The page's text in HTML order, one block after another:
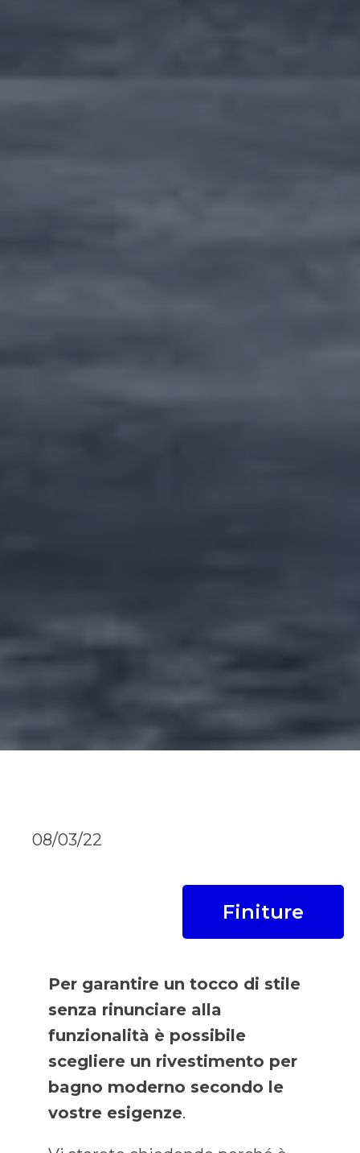
08/03/22
Finiture
Per garantire un tocco di stile
senza rinunciare alla
funzionalità è possibile
scegliere un rivestimento per
bagno moderno secondo le
vostre esigenze.